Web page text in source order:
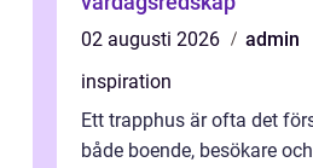
02 augusti 2026
admin
inspiration
Ett trapphus är ofta det
både boende, besökare